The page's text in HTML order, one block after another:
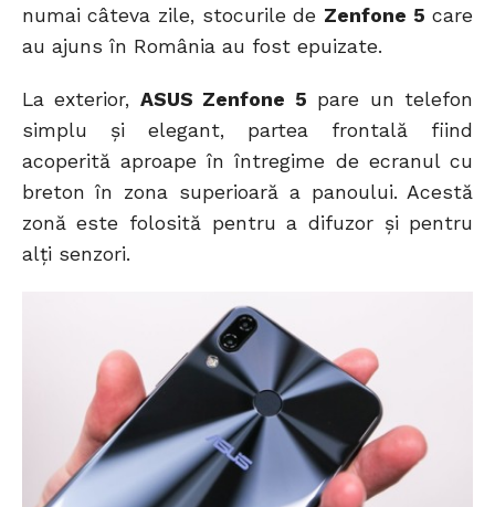
numai câteva zile, stocurile de Zenfone 5 care
au ajuns în România au fost epuizate.
La exterior, ASUS Zenfone 5 pare un telefon
simplu și elegant, partea frontală fiind
acoperită aproape în întregime de ecranul cu
breton în zona superioară a panoului. Acestă
zonă este folosită pentru a difuzor și pentru
alți senzori.